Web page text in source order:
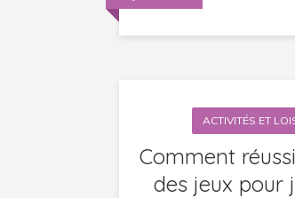
ACTIVITÉS ET
Comment
des jeux pour